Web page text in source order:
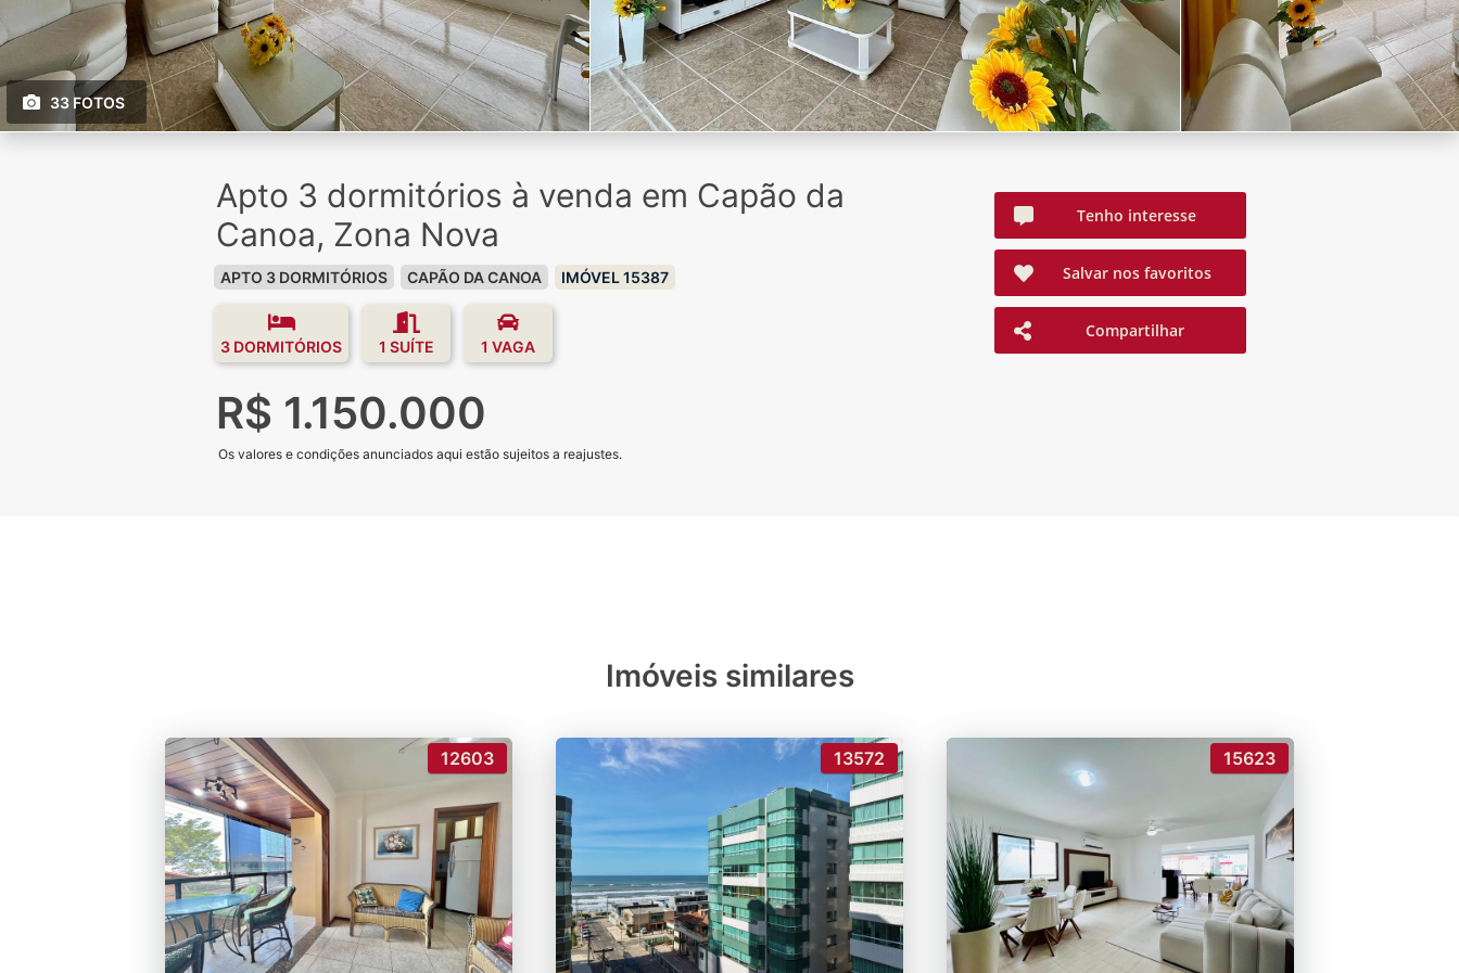
33 FOTOS
Apto 3 dormitórios à venda em Capão da
Canoa, Zona Nova
APTO 3 DORMITÓRIOS CAPÃO DA CANOA IMÓVEL 15387
3 DORMITÓRIOS 1 SUÍTE 1 VAGA
R$ 1.150.000
Os valores e condições anunciados aqui estão sujeitos a reajustes.
Tenho interesse
Salvar nos favoritos
Compartilhar
Imóveis similares
12603 13572 15623